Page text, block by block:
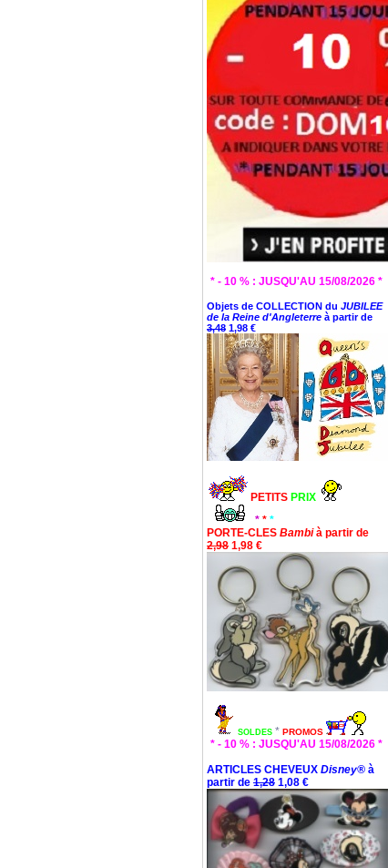
* - 10 % : JUSQU'AU 15/08/2026 *
Objets de COLLECTION du JUBILEE
de la Reine d'Angleterre à partir de
3,48 1,98 €
PETITS PRIX
* * *
PORTE-CLES Bambià partir de
2,98 1,98 €
SOLDES * PROMOS
* - 10 % : JUSQU'AU 15/08/2026 *
ARTICLES CHEVEUX Disney® à
partir de 1,28 1,08 €